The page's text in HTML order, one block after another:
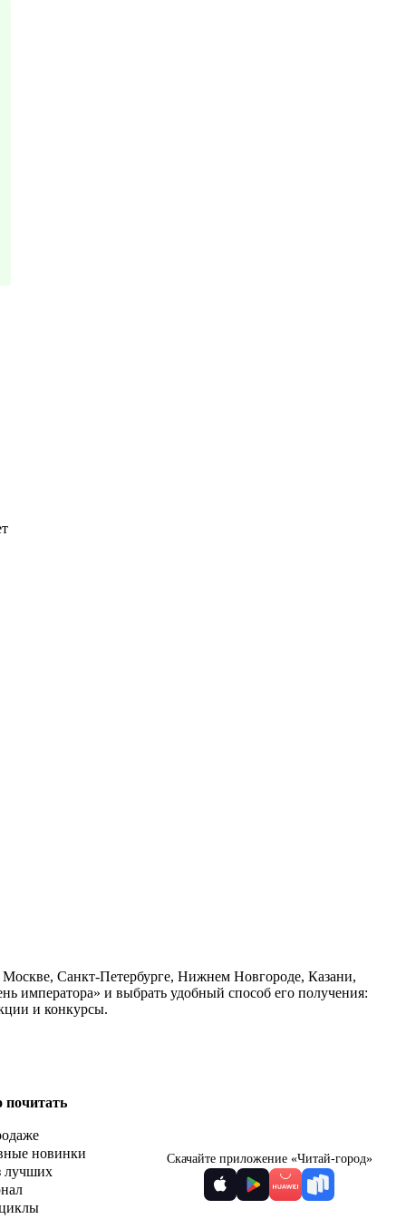
Москве, Санкт-Петербурге, Нижнем Новгороде, Казани,
императора» и выбрать удобный способ его получения:
и конкурсы.
почитать
новинки
лучших
Скачайте приложение «Читай-город»